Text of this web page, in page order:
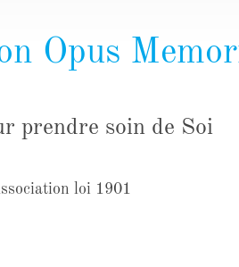
Opus
prendre soin de Soi
loi 1901